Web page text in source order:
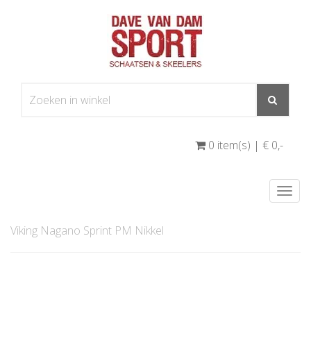
0 item(s) | € 0,-
Viking Nagano Sprint PM Nikkel